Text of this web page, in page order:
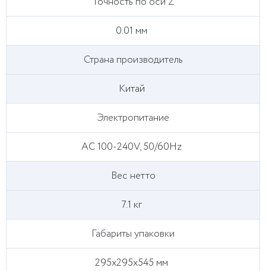
0.01 мм
Страна производитель
Китай
Электропитание
AC 100-240V, 50/60Hz
Вес нетто
7.1 кг
Габариты упаковки
295x295x545 мм